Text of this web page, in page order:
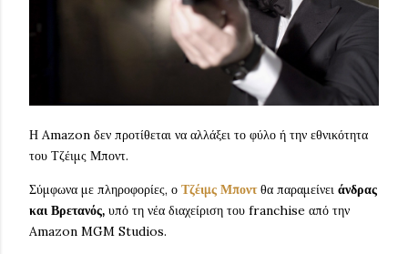
Η Amazon δεν προτίθεται να αλλάξει το φύλο ή την εθνικότητα
του Τζέιμς Μποντ.
Σύμφωνα με πληροφορίες, ο Τζέιμς Μποντθα παραμείνει άνδρας
και Βρετανός, υπό τη νέα διαχείριση του franchise από την
Amazon MGM Studios.